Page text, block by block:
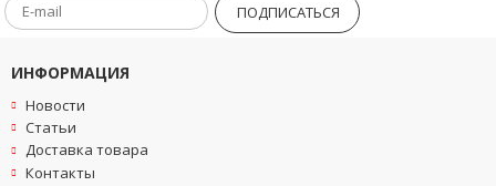
ПОДПИСАТЬСЯ
ИНФОРМАЦИЯ
Новости
Статьи
Доставка товара
Контакты